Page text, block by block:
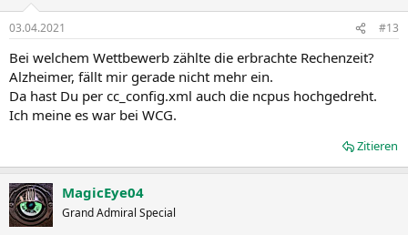
03.04.2021 #13
Bei welchem Wettbewerb zählte die erbrachte Rechenzeit?
Alzheimer, fällt mir gerade nicht mehr ein.
Da hast Du per cc_config.xml auch die ncpus hochgedreht.
Ich meine es war bei WCG.
Zitieren
MagicEye04
Grand Admiral Special